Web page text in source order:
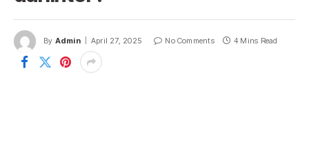
By Admin April 27, 2025 No Comments 4 Mins Read